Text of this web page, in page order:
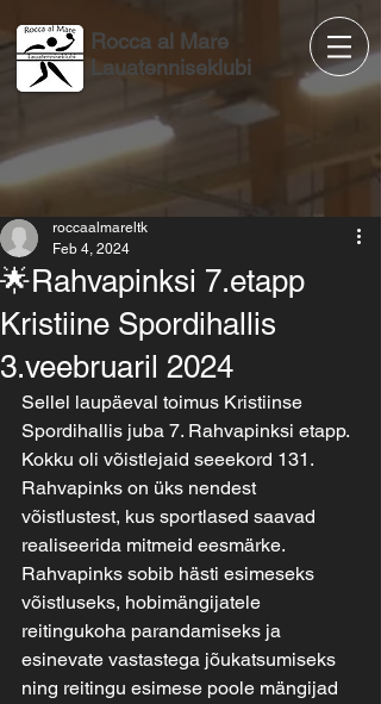
Rocca al Mare
Lauatenniseklubi
🌟Rahvapinksi 7.etapp
Kristiine Spordihallis
3.veebruaril 2024
roccaalmareltk
Feb 4, 2024
Sellel laupäeval toimus Kristiinse
Spordihallis juba 7. Rahvapinksi etapp.
Kokku oli võistlejaid seeekord 131.
Rahvapinks on üks nendest
võistlustest, kus sportlased saavad
realiseerida mitmeid eesmärke.
Rahvapinks sobib hästi esimeseks
võistluseks, hobimängijatele
reitingukoha parandamiseks ja
esinevate vastastega jõukatsumiseks
ning reitingu esimese poole mängijad